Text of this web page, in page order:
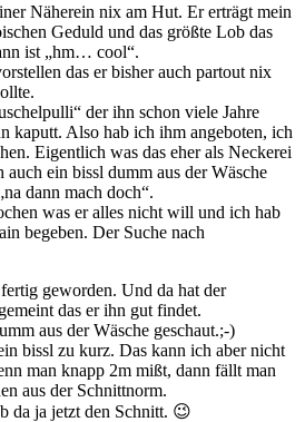
Näherein nix am Hut. Er erträgt mein
Geduld und das größte Lob das
ist „hm… cool“.
das er bisher auch partout nix
der ihn schon viele Jahre
kaputt. Also hab ich ihm angeboten, ich
Eigentlich was das eher als Neckerei
auch ein bissl dumm aus der Wäsche
dann mach doch“.
was er alles nicht will und ich hab
begeben. Der Suche nach
geworden. Und da hat der
das er ihn gut findet.
aus der Wäsche geschaut.;-)
bissl zu kurz. Das kann ich aber nicht
man knapp 2m mißt, dann fällt man
aus der Schnittnorm.
da ja jetzt den Schnitt. 😉